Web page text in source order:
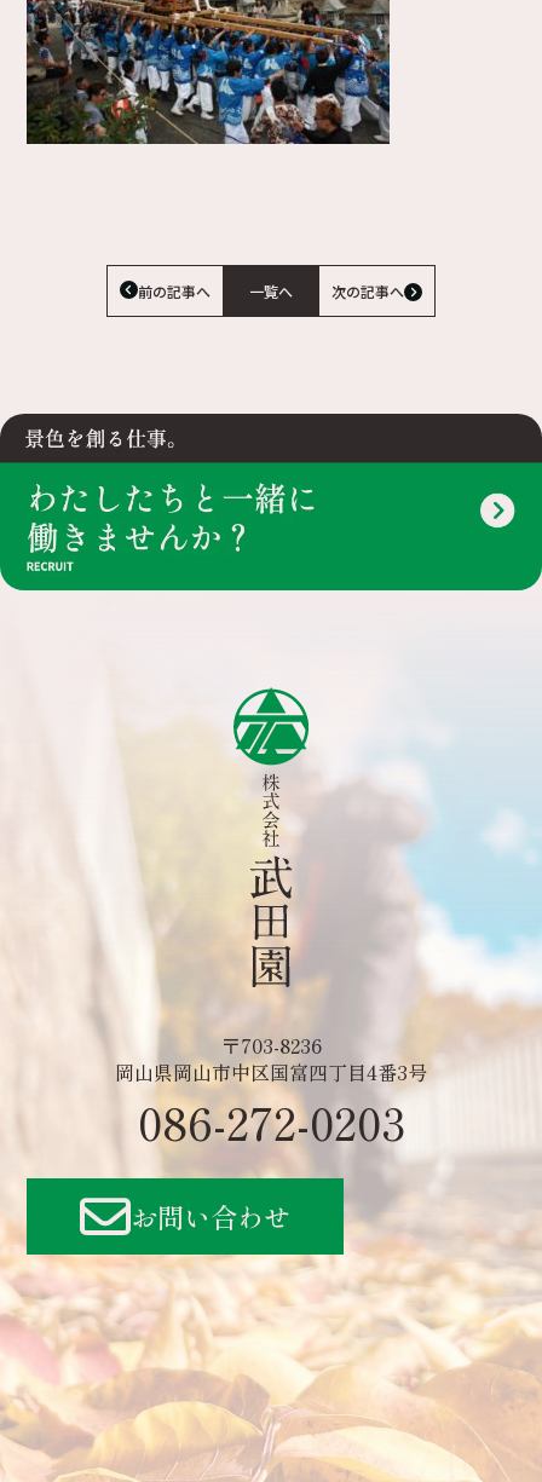
前の記事へ 一覧へ 次の記事へ
〒703-8236
岡山県岡山市中区国富四丁目4番3号
086-272-0203
お問い合わせ